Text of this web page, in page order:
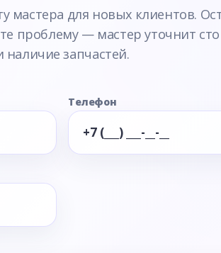
мастера для новых клиентов.
проблему — мастер уточнит
наличие запчастей.
Телефон